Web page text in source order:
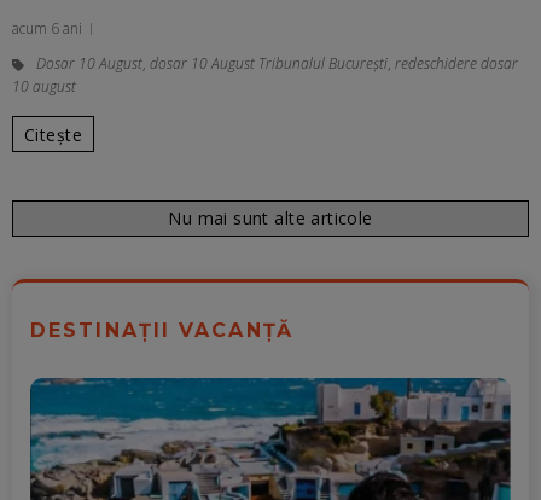
acum 6 ani
Dosar 10 August, dosar 10 August Tribunalul București, redeschidere dosar
10 august
Citește
Nu mai sunt alte articole
DESTINAȚII VACANȚĂ